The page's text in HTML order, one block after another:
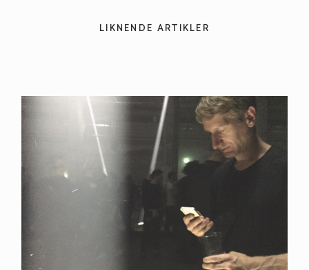
LIKNENDE ARTIKLER